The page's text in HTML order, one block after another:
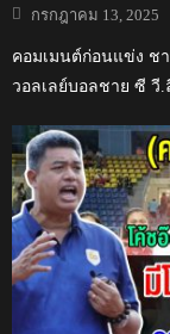
Posted
on
กรกฎาคม 13, 2025
คอมเมนต์ก่อนแข่ง ช
วอลเลย์บอลชาย ซี วี.